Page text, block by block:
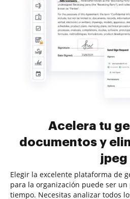
Acelera tu
documentos y
jpeg
Elegir la excelente plataforma de
para la organización puede ser
tiempo. Necesitas analizar todos